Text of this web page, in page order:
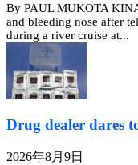
By PAUL MUKOTA
and bleeding nose after
during a river cruise at...
Drug dealer dares
2026年8月9日